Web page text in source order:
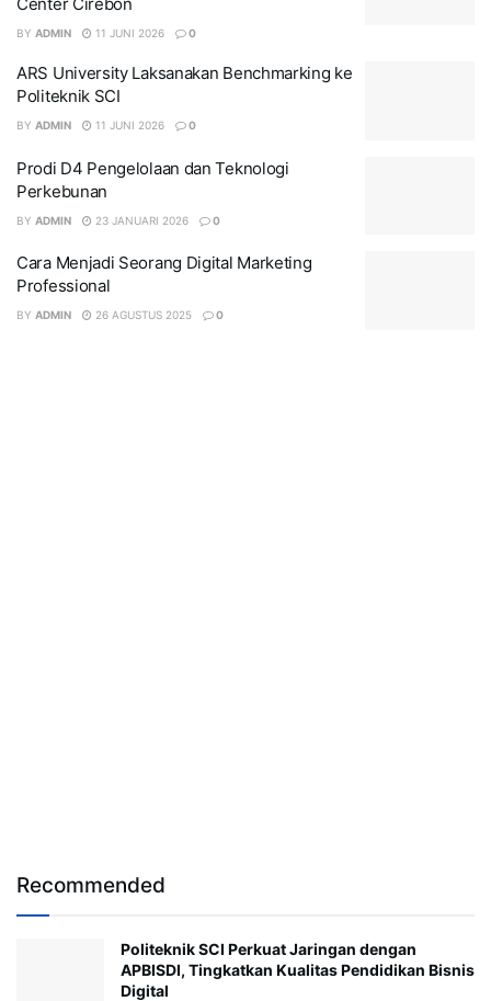
BY ADMIN 11 JUNI 2026 0
ARS University Laksanakan Benchmarking ke
Politeknik SCI
BY ADMIN 11 JUNI 2026 0
Prodi D4 Pengelolaan dan Teknologi
Perkebunan
BY ADMIN 23 JANUARI 2026 0
Cara Menjadi Seorang Digital Marketing
Professional
BY ADMIN 26 AGUSTUS 2025 0
Recommended
Politeknik SCI Perkuat Jaringan dengan
APBISDI, Tingkatkan Kualitas Pendidikan Bisnis
Digital